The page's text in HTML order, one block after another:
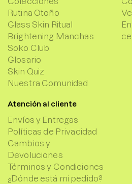
Rutina Otoño
Glass Skin Ritual
Brightening Manchas
Soko Club
Glosario
Skin Quiz
Nuestra Comunidad
Atención al cliente
Envíos y Entregas
Políticas de Privacidad
Cambios y
Devoluciones
Términos y Condiciones
¿Dónde está mi pedido?